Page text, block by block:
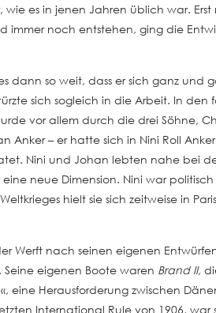
es in jenen Jahren üblich war.
noch entstehen, ging die
dann so weit, dass er sich ganz
sich sogleich in die Arbeit. In
vor allem durch die drei Söhne,
– er hatte sich in Nini Roll
Nini und Johan lebten nahe bei
neue Dimension. Nini war
hielt sie sich zeitweise in
Werft nach seinen eigenen
eigenen Boote waren Brand II,
eine Herausforderung zwischen
International Rule von 1906,